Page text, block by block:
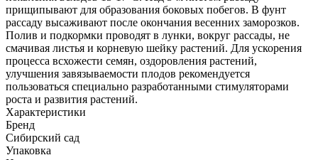
прищипывают для образования боковых побегов. В фунт
рассаду высаживают после окончания весенних заморозков.
Полив и подкормки проводят в лунки, вокруг рассады, не
смачивая листья и корневую шейку растений. Для ускорения
процесса всхожести семян, оздоровления растений,
улучшения завязываемости плодов рекомендуется
пользоваться специально разработанными стимуляторами
роста и развития растений.
Характеристики
Бренд
Сибирский сад
Упаковка